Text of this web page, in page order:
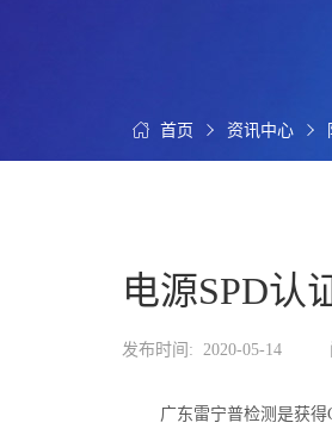
首页 资讯中心
电源SPD认
发布时间: 2020-05-14
广东雷宁普检测是获
心